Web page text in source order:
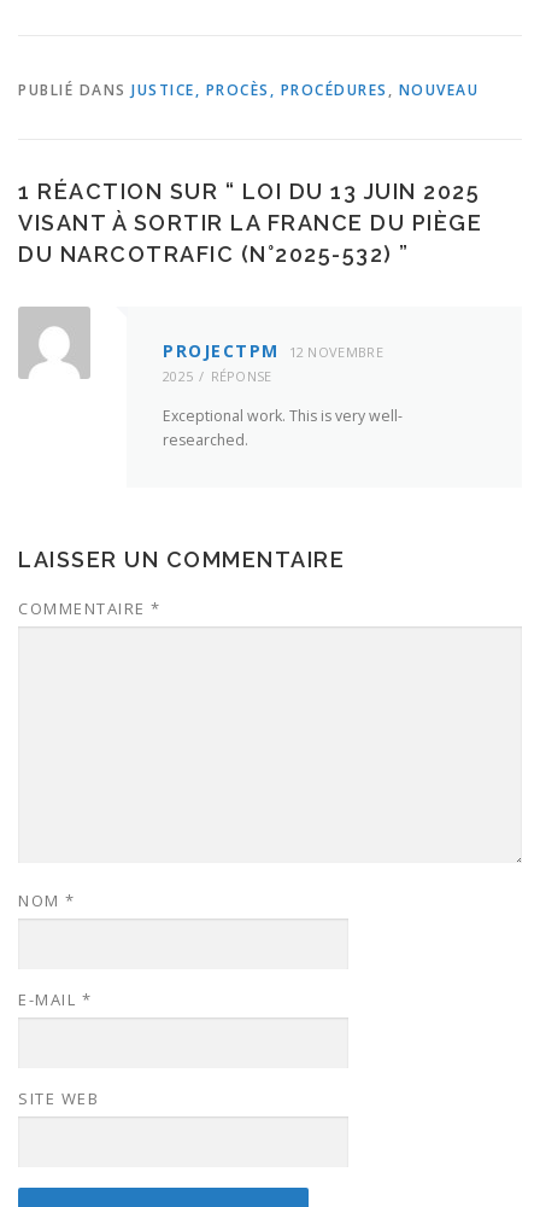
PUBLIÉ DANS JUSTICE, PROCÈS, PROCÉDURES , NOUVEAU
1 RÉACTION SUR “ LOI DU 13 JUIN 2025
VISANT À SORTIR LA FRANCE DU PIÈGE
DU NARCOTRAFIC (N°2025-532) ”
PROJECTPM
12 NOVEMBRE
2025
RÉPONSE
Exceptional work. This is very well-
researched.
LAISSER UN COMMENTAIRE
COMMENTAIRE *
NOM *
E-MAIL *
SITE WEB